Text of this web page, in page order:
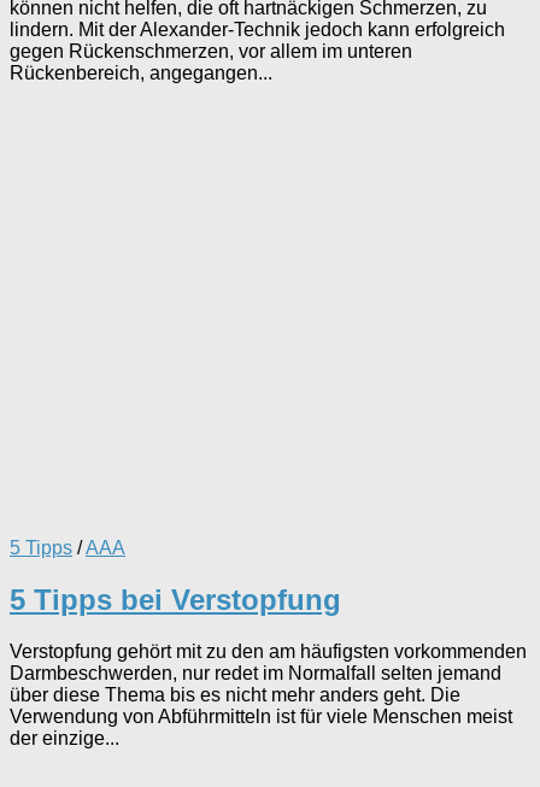
können nicht helfen, die oft hartnäckigen Schmerzen, zu
lindern. Mit der Alexander-Technik jedoch kann erfolgreich
gegen Rückenschmerzen, vor allem im unteren
Rückenbereich, angegangen...
5 Tipps /AAA
5 Tipps bei Verstopfung
Verstopfung gehört mit zu den am häufigsten vorkommenden
Darmbeschwerden, nur redet im Normalfall selten jemand
über diese Thema bis es nicht mehr anders geht. Die
Verwendung von Abführmitteln ist für viele Menschen meist
der einzige...